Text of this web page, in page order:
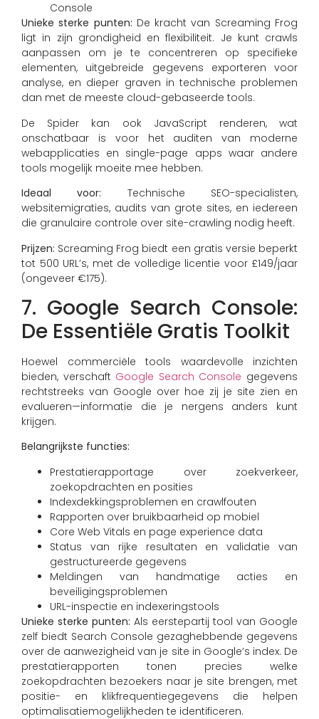
Console
Unieke sterke punten: De kracht van Screaming Frog
ligt in zijn grondigheid en flexibiliteit. Je kunt crawls
aanpassen om je te concentreren op specifieke
elementen, uitgebreide gegevens exporteren voor
analyse, en dieper graven in technische problemen
dan met de meeste cloud-gebaseerde tools.
De Spider kan ook JavaScript renderen, wat
onschatbaar is voor het auditen van moderne
webapplicaties en single-page apps waar andere
tools mogelijk moeite mee hebben.
Ideaal voor: Technische SEO-specialisten,
websitemigraties, audits van grote sites, en iedereen
die granulaire controle over site-crawling nodig heeft.
Prijzen: Screaming Frog biedt een gratis versie beperkt
tot 500 URL’s, met de volledige licentie voor £149/jaar
(ongeveer €175).
7. Google Search Console:
De Essentiële Gratis Toolkit
Hoewel commerciële tools waardevolle inzichten
bieden, verschaft Google Search Console gegevens
rechtstreeks van Google over hoe zij je site zien en
evalueren—informatie die je nergens anders kunt
krijgen.
Belangrijkste functies:
Prestatierapportage over zoekverkeer,
zoekopdrachten en posities
Indexdekkingsproblemen en crawlfouten
Rapporten over bruikbaarheid op mobiel
Core Web Vitals en page experience data
Status van rijke resultaten en validatie van
gestructureerde gegevens
Meldingen van handmatige acties en
beveiligingsproblemen
URL-inspectie en indexeringstools
Unieke sterke punten: Als eerstepartij tool van Google
zelf biedt Search Console gezaghebbende gegevens
over de aanwezigheid van je site in Google’s index. De
prestatierapporten tonen precies welke
zoekopdrachten bezoekers naar je site brengen, met
positie- en klikfrequentiegegevens die helpen
optimalisatiemogelijkheden te identificeren.